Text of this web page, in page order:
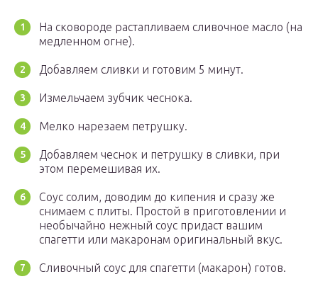
На сковороде растапливаем сливочное масло (на
медленном огне).
Добавляем сливки и готовим 5 минут.
Измельчаем зубчик чеснока.
Мелко нарезаем петрушку.
Добавляем чеснок и петрушку в сливки, при
этом перемешивая их.
Соус солим, доводим до кипения и сразу же
снимаем с плиты. Простой в приготовлении и
необычайно нежный соус придаст вашим
спагетти или макаронам оригинальный вкус.
Сливочный соус для спагетти (макарон) готов.